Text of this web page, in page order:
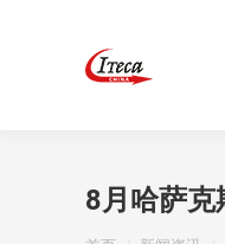
8月哈萨克